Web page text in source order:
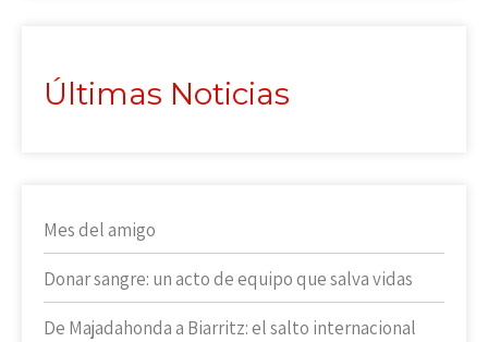
Últimas Noticias
Mes del amigo
Donar sangre: un acto de equipo que salva vidas
De Majadahonda a Biarritz: el salto internacional